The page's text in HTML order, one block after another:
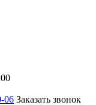
06 Заказать звонок